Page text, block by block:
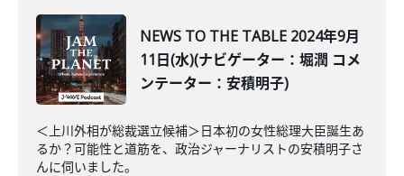
NEWS TO THE TABLE 2024年9月
11日(水)(ナビゲーター：堀潤 コメ
ンテーター：安積明子)
＜上川外相が総裁選立候補＞日本初の女性総理大臣誕生あ
るか？可能性と道筋を、政治ジャーナリストの安積明子さ
んに伺いました。